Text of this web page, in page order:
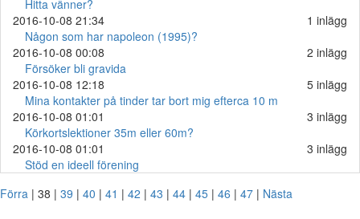
Hitta vänner?
1 inlägg
2016-10-08 21:34
Någon som har napoleon (1995)?
2 inlägg
2016-10-08 00:08
Försöker bli gravida
5 inlägg
2016-10-08 12:18
Mina kontakter på tinder tar bort mig efterca 10 m
3 inlägg
2016-10-08 01:01
Körkortslektioner 35m eller 60m?
3 inlägg
2016-10-08 01:01
Stöd en ideell förening
Förra | 38 | 39 | 40 | 41 | 42 | 43 | 44 | 45 | 46 | 47 | Nästa